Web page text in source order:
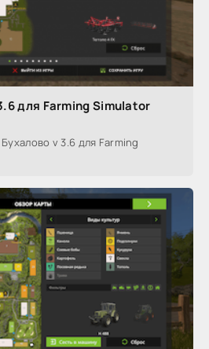
для Farming Simulator
v 3.6 для Farming